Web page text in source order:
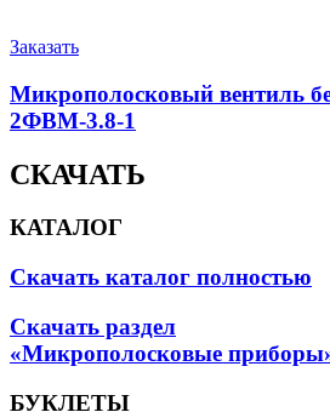
Заказать
Микрополосковый вентиль
2ФВМ-3.8-1
СКАЧАТЬ
КАТАЛОГ
Скачать каталог полностью
Скачать раздел
«Микрополосковые
БУКЛЕТЫ